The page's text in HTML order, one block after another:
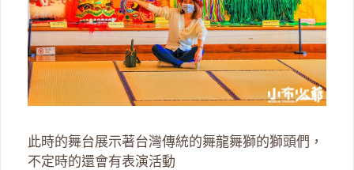
此時的舞台展示著台灣傳統的舞龍舞獅的獅頭們，
不定時的還會有表演活動